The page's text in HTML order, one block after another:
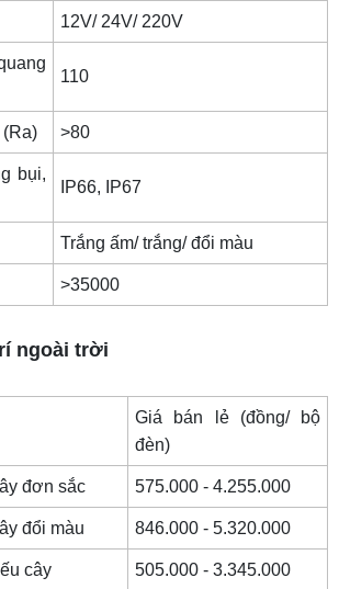
bằng đèn LED ngoài trời
trí cầu thang ngoài trời
trí bàn trà bằng các loại đèn
loại đèn chiếu sáng ngoài trời
của các loại đèn trang trí
cao áp truyền thống
đèn ngoài trời uy tín
gặp
sân vườn?
đạt tiêu chuẩn IP cao?
nào để lắp đặt đèn chiếu sáng
gây chói mắt cho hàng xóm?
ngoài trời có thể tích hợp
thông minh nào (cảm biến
giờ)?
12V/ 24V/ 220V
110
>80
bụi,
IP66, IP67
Trắng ấm/ trắng/ đổi màu
>35000
ngoài trời
Giá bán lẻ (đồng/ bộ
đèn)
đơn sắc 575.000 - 4.255.000
đổi màu 846.000 - 5.320.000
cây 505.000 - 3.345.000